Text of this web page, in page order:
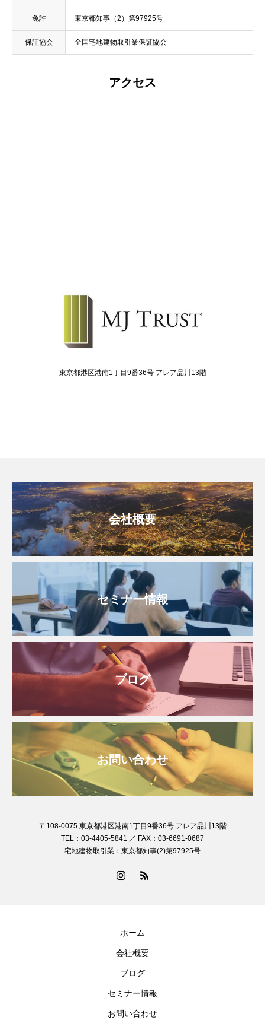
免許 東京都知事（2）第97925号
保証協会 全国宅地建物取引業保証協会
アクセス
東京都港区港南1丁目9番36号 アレア品川13階
会社概要
セミナー情報
ブログ
お問い合わせ
〒108-0075 東京都港区港南1丁目9番36号 アレア品川13階
TEL：03-4405-5841 ／ FAX：03-6691-0687
宅地建物取引業：東京都知事(2)第97925号
ホーム
会社概要
ブログ
セミナー情報
お問い合わせ